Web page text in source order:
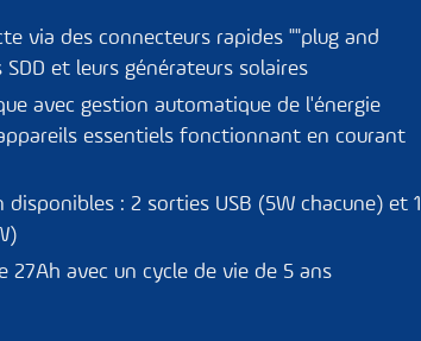
via des connecteurs rapides ""plug and
et leurs générateurs solaires
avec gestion automatique de l'énergie
essentiels fonctionnant en courant
disponibles : 2 sorties USB (5W chacune) et 1
27Ah avec un cycle de vie de 5 ans